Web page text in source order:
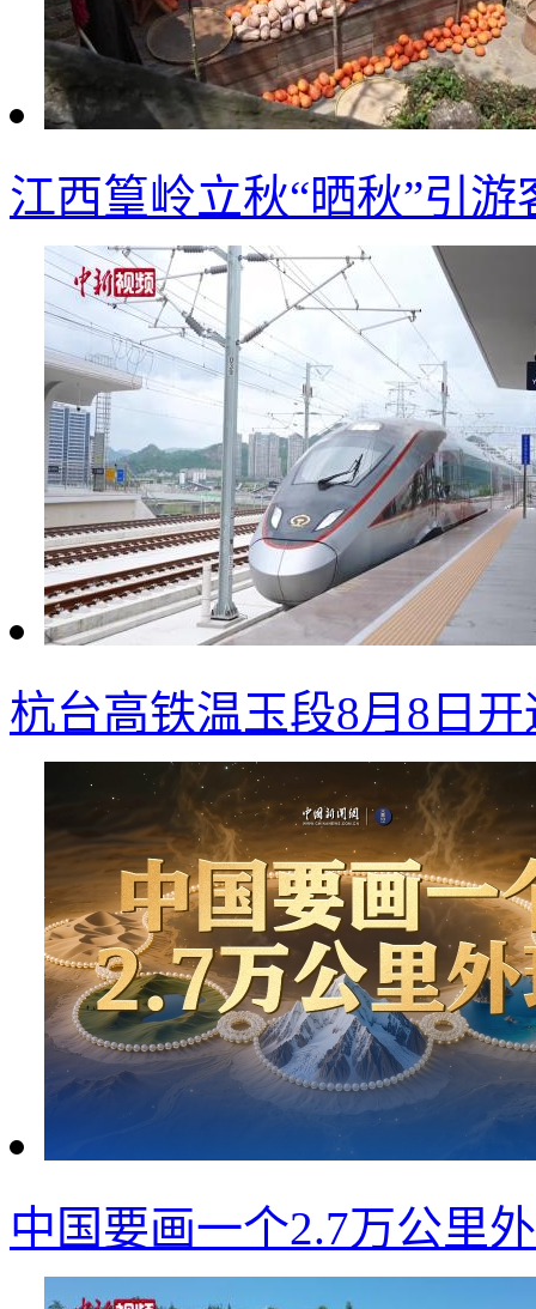
江西篁岭立秋“晒秋”引游
杭台高铁温玉段8月8日
中国要画一个2.7万公里